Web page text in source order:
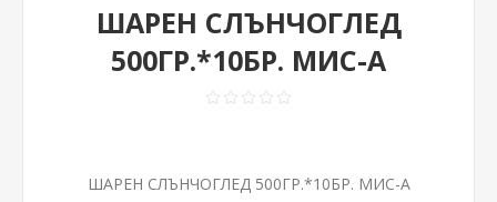
ШАРЕН СЛЪНЧОГЛЕД
500ГР.*10БР. МИС-А
ШАРЕН СЛЪНЧОГЛЕД 500ГР.*10БР. МИС-А